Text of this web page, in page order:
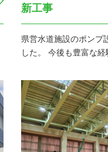
新工事
県営水道施設のポンプ
した。 今後も豊富な